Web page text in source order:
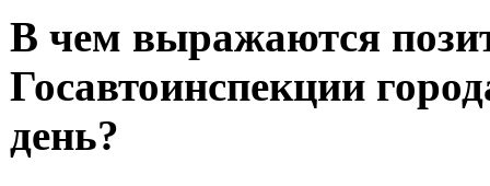
В чем выражаются
Госавтоинспекции
день?